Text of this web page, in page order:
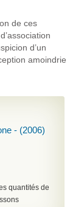
de ces
d’un
amoindrie
- (2006)
quantités de